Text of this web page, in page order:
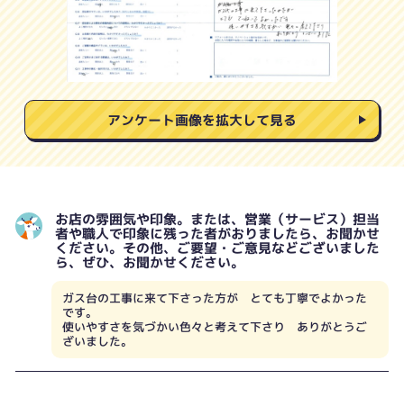
アンケート画像を拡大して見る
お店の雰囲気や印象。または、営業（サービス）担当
者や職人で印象に残った者がおりましたら、お聞かせ
ください。その他、ご要望・ご意見などございました
ら、ぜひ、お聞かせください。
ガス台の工事に来て下さった方が とても丁寧でよかった
です。
使いやすさを気づかい色々と考えて下さり ありがとうご
ざいました。